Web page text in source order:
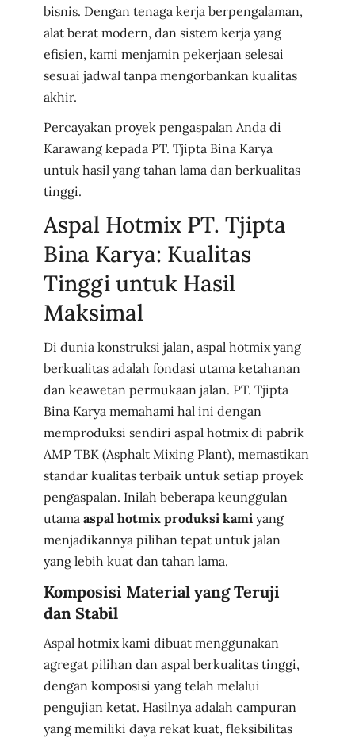
bisnis. Dengan tenaga kerja berpengalaman,
alat berat modern, dan sistem kerja yang
efisien, kami menjamin pekerjaan selesai
sesuai jadwal tanpa mengorbankan kualitas
akhir.
Percayakan proyek pengaspalan Anda di
Karawang kepada PT. Tjipta Bina Karya
untuk hasil yang tahan lama dan berkualitas
tinggi.
Aspal Hotmix PT. Tjipta
Bina Karya: Kualitas
Tinggi untuk Hasil
Maksimal
Di dunia konstruksi jalan, aspal hotmix yang
berkualitas adalah fondasi utama ketahanan
dan keawetan permukaan jalan. PT. Tjipta
Bina Karya memahami hal ini dengan
memproduksi sendiri aspal hotmix di pabrik
AMP TBK (Asphalt Mixing Plant), memastikan
standar kualitas terbaik untuk setiap proyek
pengaspalan. Inilah beberapa keunggulan
utamaaspal hotmix produksi kami yang
menjadikannya pilihan tepat untuk jalan
yang lebih kuat dan tahan lama.
Komposisi Material yang Teruji
dan Stabil
Aspal hotmix kami dibuat menggunakan
agregat pilihan dan aspal berkualitas tinggi,
dengan komposisi yang telah melalui
pengujian ketat. Hasilnya adalah campuran
yang memiliki daya rekat kuat, fleksibilitas